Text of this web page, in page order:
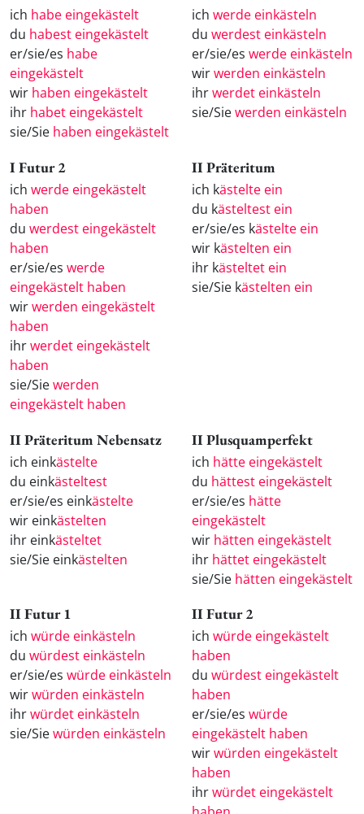
ich habe eingekästelt
du habest eingekästelt
er/sie/es habe
eingekästelt
wir haben eingekästelt
ihr habet eingekästelt
sie/Sie haben eingekästelt
ich werde einkästeln
du werdest einkästeln
er/sie/es werde einkästeln
wirwerden einkästeln
ihrwerdet einkästeln
sie/Siewerden einkästeln
I Futur 2
ich werde eingekästelt
haben
du werdest eingekästelt
haben
er/sie/es werde
eingekästelt haben
wirwerden eingekästelt
haben
ihrwerdet eingekästelt
haben
sie/Siewerden
eingekästelt haben
II Präteritum
ich kästelte ein
du kästeltest ein
er/sie/es kästelte ein
wir kästelten ein
ihr kästeltet ein
sie/Sie kästelten ein
II Präteritum Nebensatz
ich einkästelte
du einkästeltest
er/sie/es einkästelte
wir einkästelten
ihr einkästeltet
sie/Sie einkästelten
II Plusquamperfekt
ich hätte eingekästelt
du hättest eingekästelt
er/sie/es hätte
eingekästelt
wir hätten eingekästelt
ihr hättet eingekästelt
sie/Sie hätten eingekästelt
II Futur 1
ich würde einkästeln
du würdest einkästeln
er/sie/es würde einkästeln
wirwürden einkästeln
ihrwürdet einkästeln
sie/Siewürden einkästeln
II Futur 2
ich würde eingekästelt
haben
du würdest eingekästelt
haben
er/sie/es würde
eingekästelt haben
wirwürden eingekästelt
haben
ihrwürdet eingekästelt